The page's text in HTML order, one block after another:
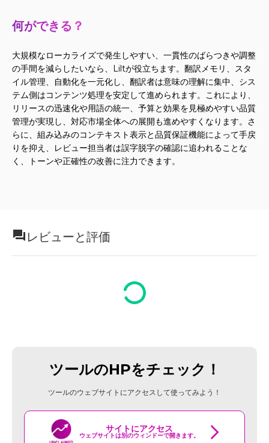
何ができる？
大規模なローカライズで発生しやすい、一貫性のばらつきや調整
の手間を減らしたいなら、Liltが役立ちます。翻訳メモリ、スタ
イル管理、自動化を一元化し、翻訳者は意味の理解に集中、シス
テム側はコンテンツ処理を安定して進められます。これにより、
リリースの迅速化や用語の統一、予算と効果を見極めやすい品質
管理が実現し、対応市場全体への展開も進めやすくなります。さ
らに、組み込みのコンテキスト表示と品質保証機能によって手戻
りを抑え、レビュー担当者は誤字脱字の確認に追われることな
く、トーンや正確性の改善に注力できます。
レビューと評価
ツールのHPをチェック！
ツールのウェブサイトにアクセスして使ってみよう！
サイトにアクセス
ウェブサイトは別のウィンドーで開きます。